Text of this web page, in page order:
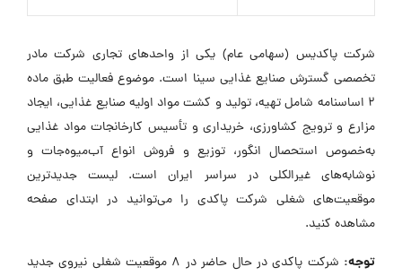
شرکت پاکدیس (سهامی عام) یکی از واحدهای تجاری شرکت مادر
تخصصی گسترش صنایع غذایی سینا است. موضوع فعالیت طبق ماده
۲ اساسنامه شامل تهیه، تولید و کشت مواد اولیه صنایع غذایی، ایجاد
مزارع و ترویج کشاورزی، خریداری و تأسیس کارخانجات مواد غذایی
به‌خصوص استحصال انگور، توزیع و فروش انواع آب‌میوه‌جات و
نوشابه‌های غیرالکلی در سراسر ایران است. لیست جدیدترین
موقعیت‌های شغلی شرکت پاکدی را می‌توانید در ابتدای صفحه
مشاهده کنید.
توجه:
شرکت پاکدی در حال حاضر در ۸ موقعیت شغلی نیروی جدید